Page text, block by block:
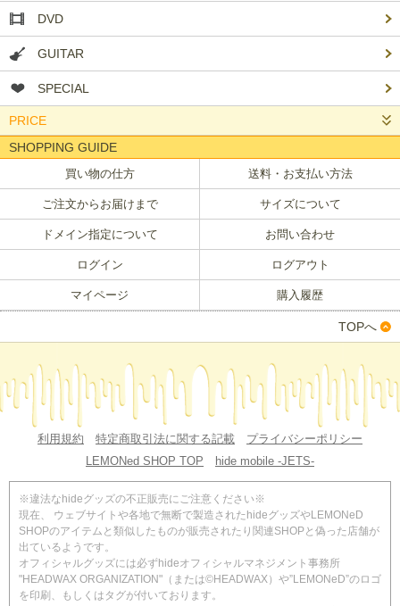
DVD
GUITAR
SPECIAL
PRICE
SHOPPING GUIDE
買い物の仕方 送料・お支払い方法
ご注文からお届けまで サイズについて
ドメイン指定について お問い合わせ
ログイン ログアウト
マイページ 購入履歴
TOPへ
利用規約 特定商取引法に関する記載
プライバシーポリシー
LEMONed SHOP TOP
hide mobile -JETS-
※違法なhideグッズの不正販売にご注意ください※
現在、 ウェブサイトや各地で無断で製造されたhideグッズやLEMONeD
SHOPのアイテムと類似したものが販売されたり関連SHOPと偽った店舗が
出ているようです。
オフィシャルグッズには必ずhideオフィシャルマネジメント事務所
"HEADWAX ORGANIZATION"（または©HEADWAX）や”LEMONeD”のロゴ
を印刷、もしくはタグが付いております。